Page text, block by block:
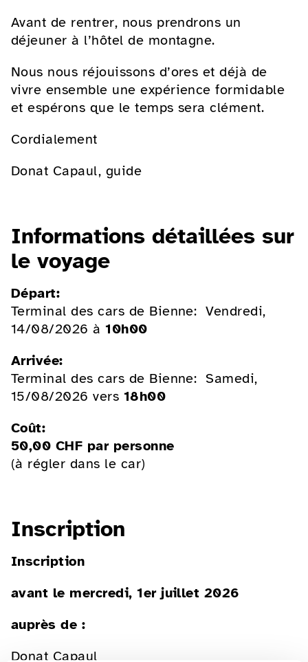
Avant de rentrer, nous prendrons un
déjeuner à l’hôtel de montagne.
Nous nous réjouissons d’ores et déjà de
vivre ensemble une expérience formidable
et espérons que le temps sera clément.
Cordialement
Donat Capaul, guide
Informations détaillées sur
le voyage
Départ:
Terminal des cars de Bienne: Vendredi,
14/08/2026 à 10h00
Arrivée:
Terminal des cars de Bienne: Samedi,
15/08/2026 vers 18h00
Coût:
50,00 CHF par personne
(à régler dans le car)
Inscription
Inscription
avant le mercredi, 1er juillet 2026
auprès de :
Donat Capaul